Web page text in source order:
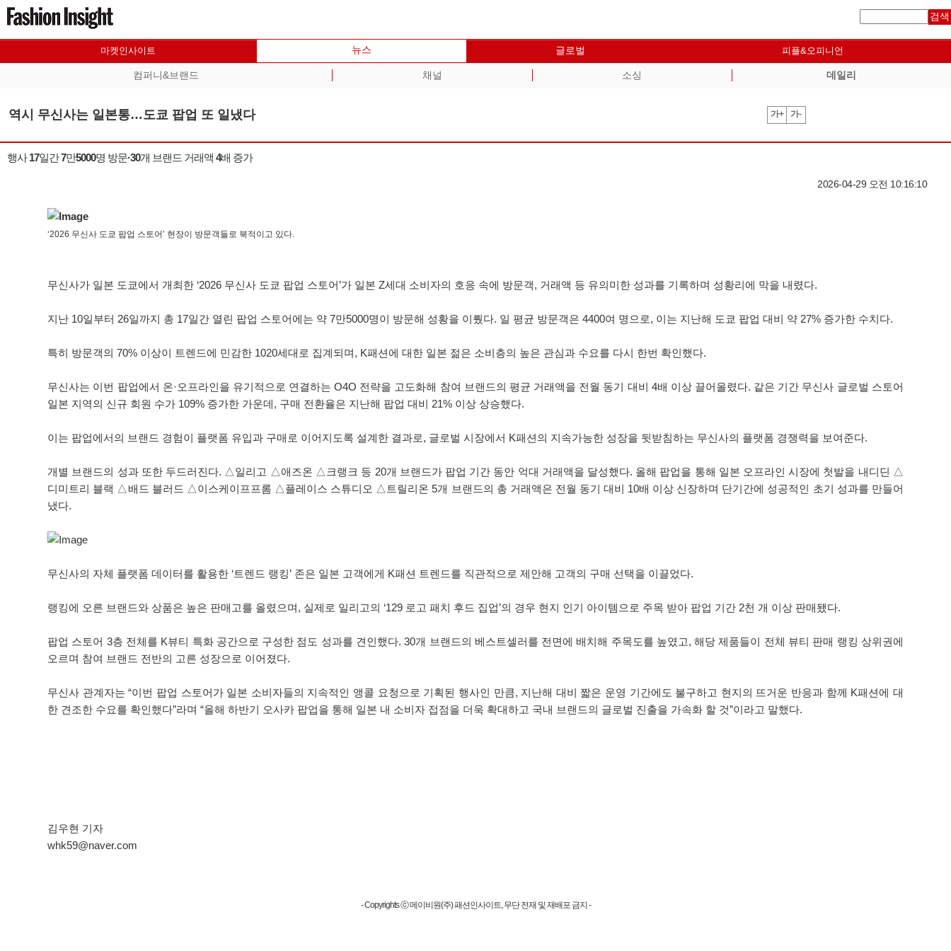
검색
마켓인사이트 뉴스 글로벌 피플&오피니언
컴퍼니&브랜드 채널 소싱 데일리
역시 무신사는 일본통…도쿄 팝업 또 일냈다 가+ 가-
행사 17일간 7만5000명 방문·30개 브랜드 거래액 4배 증가
2026-04-29 오전 10:16:10
‘2026 무신사 도쿄 팝업 스토어’ 현장이 방문객들로 북적이고 있다.
무신사가 일본 도쿄에서 개최한 ‘2026 무신사 도쿄 팝업 스토어’가 일본 Z세대 소비자의 호응 속에 방문객, 거래액 등 유의미한 성과를 기록하며 성황리에 막을 내렸다.
지난 10일부터 26일까지 총 17일간 열린 팝업 스토어에는 약 7만5000명이 방문해 성황을 이뤘다. 일 평균 방문객은 4400여 명으로, 이는 지난해 도쿄 팝업 대비 약 27% 증가한 수치다.
특히 방문객의 70% 이상이 트렌드에 민감한 1020세대로 집계되며, K패션에 대한 일본 젊은 소비층의 높은 관심과 수요를 다시 한번 확인했다.
무신사는 이번 팝업에서 온·오프라인을 유기적으로 연결하는 O4O 전략을 고도화해 참여 브랜드의 평균 거래액을 전월 동기 대비 4배 이상 끌어올렸다. 같은 기간 무신사 글로벌 스토어
일본 지역의 신규 회원 수가 109% 증가한 가운데, 구매 전환율은 지난해 팝업 대비 21% 이상 상승했다.
이는 팝업에서의 브랜드 경험이 플랫폼 유입과 구매로 이어지도록 설계한 결과로, 글로벌 시장에서 K패션의 지속가능한 성장을 뒷받침하는 무신사의 플랫폼 경쟁력을 보여준다.
개별 브랜드의 성과 또한 두드러진다. △일리고 △애즈온 △크랭크 등 20개 브랜드가 팝업 기간 동안 억대 거래액을 달성했다. 올해 팝업을 통해 일본 오프라인 시장에 첫발을 내디딘 △
디미트리 블랙 △배드 블러드 △이스케이프프롬 △플레이스 스튜디오 △트릴리온 5개 브랜드의 총 거래액은 전월 동기 대비 10배 이상 신장하며 단기간에 성공적인 초기 성과를 만들어
냈다.
무신사의 자체 플랫폼 데이터를 활용한 ‘트렌드 랭킹’ 존은 일본 고객에게 K패션 트렌드를 직관적으로 제안해 고객의 구매 선택을 이끌었다.
랭킹에 오른 브랜드와 상품은 높은 판매고를 올렸으며, 실제로 일리고의 ‘129 로고 패치 후드 집업’의 경우 현지 인기 아이템으로 주목 받아 팝업 기간 2천 개 이상 판매됐다.
팝업 스토어 3층 전체를 K뷰티 특화 공간으로 구성한 점도 성과를 견인했다. 30개 브랜드의 베스트셀러를 전면에 배치해 주목도를 높였고, 해당 제품들이 전체 뷰티 판매 랭킹 상위권에
오르며 참여 브랜드 전반의 고른 성장으로 이어졌다.
무신사 관계자는 “이번 팝업 스토어가 일본 소비자들의 지속적인 앵콜 요청으로 기획된 행사인 만큼, 지난해 대비 짧은 운영 기간에도 불구하고 현지의 뜨거운 반응과 함께 K패션에 대
한 견조한 수요를 확인했다”라며 “올해 하반기 오사카 팝업을 통해 일본 내 소비자 접점을 더욱 확대하고 국내 브랜드의 글로벌 진출을 가속화 할 것”이라고 말했다.
김우현 기자
whk59@naver.com
- Copyrights ⓒ 메이비원(주) 패션인사이트, 무단 전재 및 재배포 금지 -